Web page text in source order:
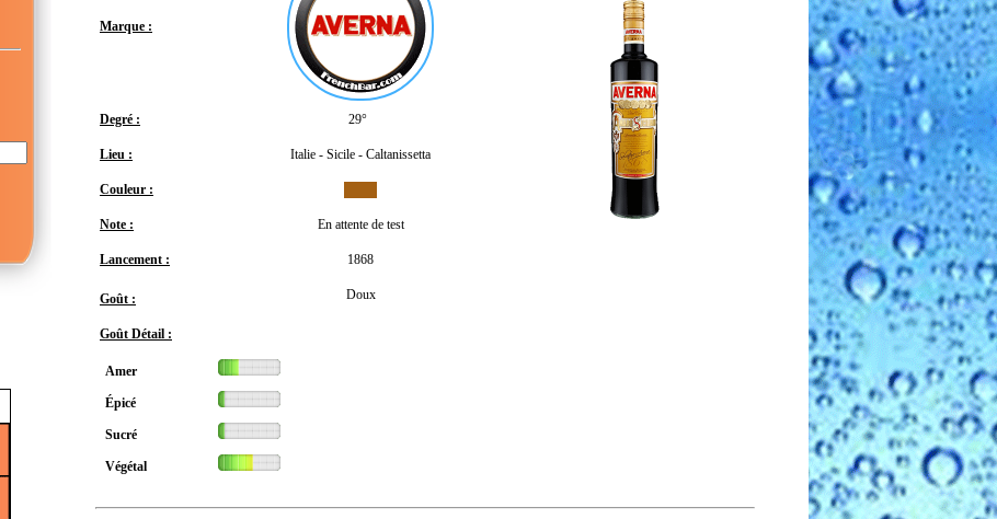
Marque :
Degré : 29°
Lieu : Italie - Sicile - Caltanissetta
Couleur :
Note : En attente de test
Lancement : 1868
Goût : Doux
Goût Détail :
Amer
Épicé
Sucré
Végétal